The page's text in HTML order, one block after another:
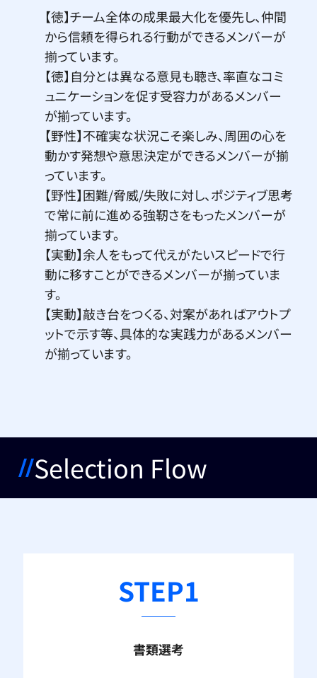
【徳】チーム全体の成果最大化を優先し、仲間
から信頼を得られる行動ができるメンバーが
揃っています。
【徳】自分とは異なる意見も聴き、率直なコミ
ュニケーションを促す受容力があるメンバー
が揃っています。
【野性】不確実な状況こそ楽しみ、周囲の心を
動かす発想や意思決定ができるメンバーが揃
っています。
【野性】困難/脅威/失敗に対し、ポジティブ思考
で常に前に進める強靭さをもったメンバーが
揃っています。
【実動】余人をもって代えがたいスピードで行
動に移すことができるメンバーが揃っていま
す。
【実動】敲き台をつくる、対案があればアウトプ
ットで示す等、具体的な実践力があるメンバー
が揃っています。
Selection Flow
STEP1
書類選考